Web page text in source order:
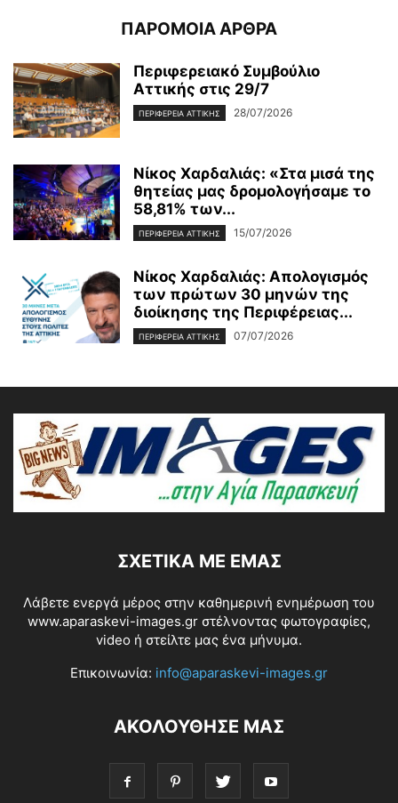
ΠΑΡΟΜΟΙΑ ΑΡΘΡΑ
Περιφερειακό Συμβούλιο
Αττικής στις 29/7
ΠΕΡΙΦΕΡΕΙΑ ΑΤΤΙΚΗΣ 28/07/2026
Νίκος Χαρδαλιάς: «Στα μισά της
θητείας μας δρομολογήσαμε το
58,81% των...
ΠΕΡΙΦΕΡΕΙΑ ΑΤΤΙΚΗΣ 15/07/2026
Νίκος Χαρδαλιάς: Απολογισμός
των πρώτων 30 μηνών της
διοίκησης της Περιφέρειας...
ΠΕΡΙΦΕΡΕΙΑ ΑΤΤΙΚΗΣ 07/07/2026
ΣΧΕΤΙΚΆ ΜΕ ΕΜΆΣ
Λάβετε ενεργά μέρος στην καθημερινή ενημέρωση του
www.aparaskevi-images.gr στέλνοντας φωτογραφίες,
video ή στείλτε μας ένα μήνυμα.
Επικοινωνία: info@aparaskevi-images.gr
ΑΚΟΛΟΥΘΗΣΕ ΜΑΣ